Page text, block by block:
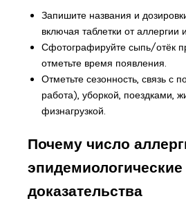
Запишите названия и
включая таблетки от аллергии
Сфотографируйте сыпь/отёк
отметьте время появления.
Отметьте сезонность, связь
работа), уборкой, поездками,
физнагрузкой.
Почему число
доказательства